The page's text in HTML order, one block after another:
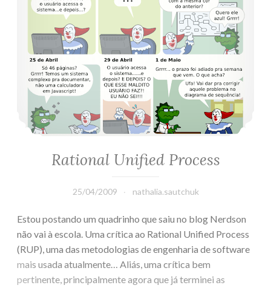
Rational Unified Process
25/04/2009 nathalia.sautchuk
Estou postando um quadrinho que saiu no blog Nerdson
não vai à escola. Uma crítica ao Rational Unified Process
(RUP), uma das metodologias de engenharia de software
mais usada atualmente… Aliás, uma crítica bem
pertinente, principalmente agora que já terminei as